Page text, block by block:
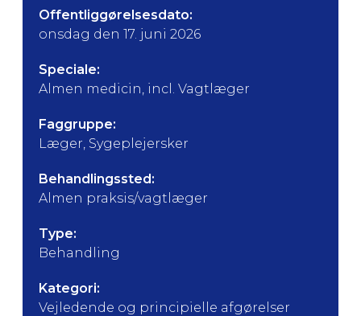
Offentliggørelsesdato:
onsdag den 17. juni 2026
Speciale:
Almen medicin, incl. Vagtlæger
Faggruppe:
Læger, Sygeplejersker
Behandlingssted:
Almen praksis/vagtlæger
Type:
Behandling
Kategori:
Vejledende og principielle afgørelser